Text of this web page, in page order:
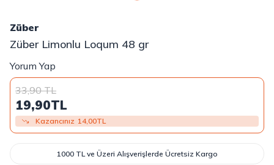
Züber
Züber Limonlu Loqum 48 gr
Yorum Yap
33,90TL
19,90TL
Kazancınız 14,00TL
1000 TL ve Üzeri Alışverişlerde Ücretsiz Kargo